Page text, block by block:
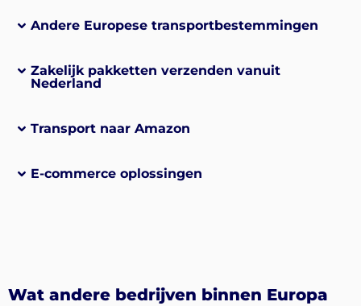
Andere Europese transportbestemmingen
Zakelijk pakketten verzenden vanuit
Nederland
Transport naar Amazon
E-commerce oplossingen
Wat andere bedrijven binnen Europa